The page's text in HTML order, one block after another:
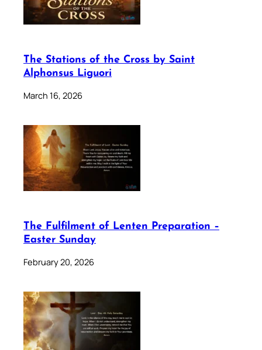
The Stations of the Cross by Saint
Alphonsus Liguori
March 16, 2026
The Fulfilment of Lenten Preparation –
Easter Sunday
February 20, 2026